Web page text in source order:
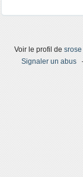
Voir le profil desrose
Signaler un abus